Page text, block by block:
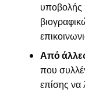
υποβολής
Από
που
επίσης να